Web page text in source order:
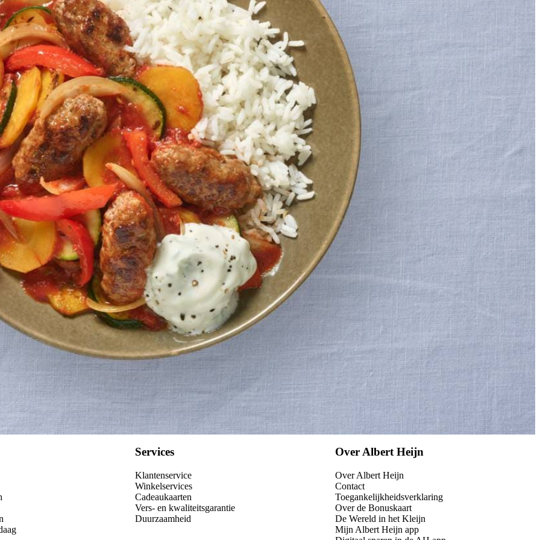
Kies producten
met de rest van de knoflook en de yoghurt (tzatziki). Breng eventueel op smaak met peper.
Wat vond je van dit recept?
Services
Klantenservice
Winkelservices
Cadeaukaarten
Vers- en kwaliteitsgarantie
Duurzaamheid
Over Albert Heijn
Over Albert Heijn
Contact
Toegankelijkheidsverklaring
Over de Bonuskaart
De Wereld in het Kleijn
Mijn Albert Heijn app